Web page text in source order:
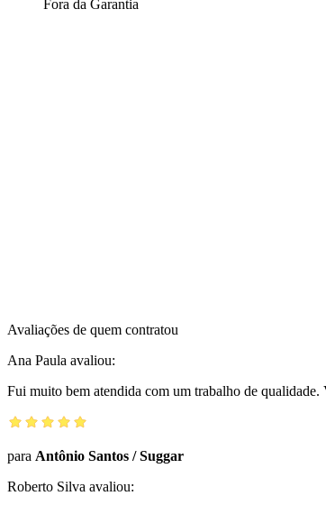
Fora da Garantia
Avaliações de quem contratou
Ana Paula avaliou:
Fui muito bem atendida com um trabalho de
para Antônio Santos /Suggar
Roberto Silva avaliou: